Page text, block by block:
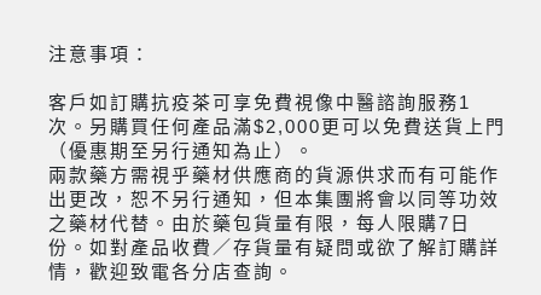
注意事項：
客戶如訂購抗疫茶可享免費視像中醫諮詢服務1
次。另購買任何產品滿$2,000更可以免費送貨上門
（優惠期至另行通知為止）。
兩款藥方需視乎藥材供應商的貨源供求而有可能作
出更改，恕不另行通知，但本集團將會以同等功效
之藥材代替。由於藥包貨量有限，每人限購7日
份。如對產品收費／存貨量有疑問或欲了解訂購詳
情，歡迎致電各分店查詢。